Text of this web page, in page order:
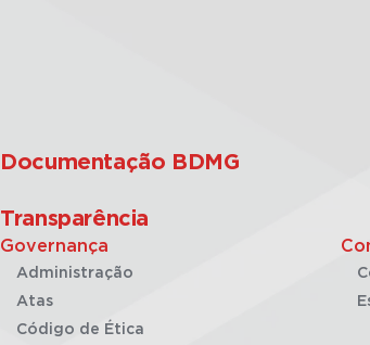
Documentação BDMG
Transparência
Governança
Administração
Atas
Código de Ética